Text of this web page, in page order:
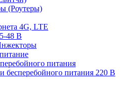
(Роутеры)
4G, LTE
48 В
питания
бесперебойного питания 220 В